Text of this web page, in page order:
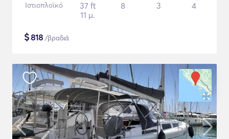
Ιστιοπλοϊκό
37 ft
11 μ.
8 3 4
$818 /βραδιά